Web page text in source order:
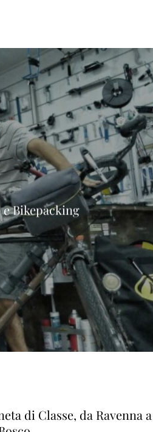
Bikepacking
di Classe, da Ravenna a